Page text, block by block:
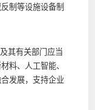
制等设施设备制
其有关部门应当
料、人工智能、
发展，支持企业